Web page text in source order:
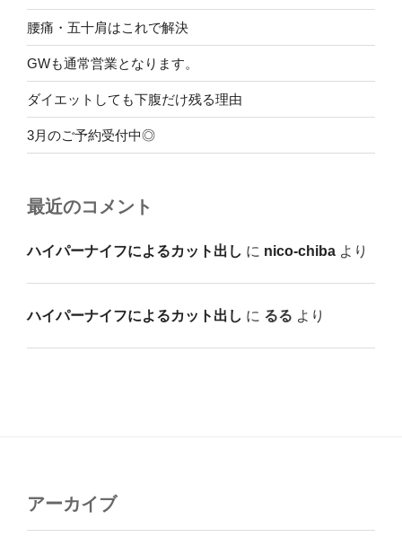
腰痛・五十肩はこれで解決
GWも通常営業となります。
ダイエットしても下腹だけ残る理由
3月のご予約受付中◎
最近のコメント
ハイパーナイフによるカット出し に nico-chiba より
ハイパーナイフによるカット出し に るる より
アーカイブ